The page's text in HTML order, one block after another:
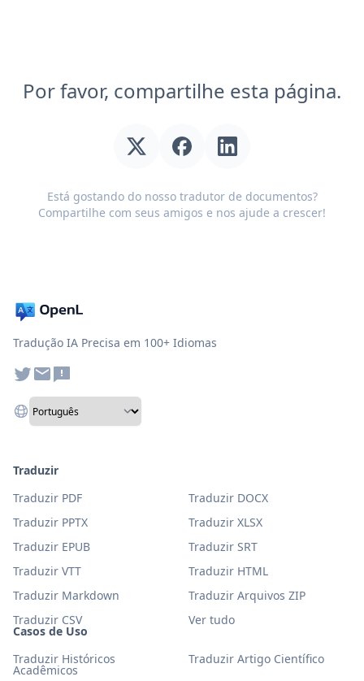
Por favor, compartilhe esta página.
Está gostando do nosso tradutor de documentos?
Compartilhe com seus amigos e nos ajude a crescer!
Tradução IA Precisa em 100+ Idiomas
Casos de Uso
Traduzir Históricos
Acadêmicos
Traduzir Artigo Científico
Traduzir
Traduzir PDF
Traduzir DOCX
Traduzir PPTX
Traduzir XLSX
Traduzir EPUB
Traduzir SRT
Traduzir VTT
Traduzir HTML
Traduzir Markdown
Traduzir Arquivos ZIP
Traduzir CSV
Ver tudo